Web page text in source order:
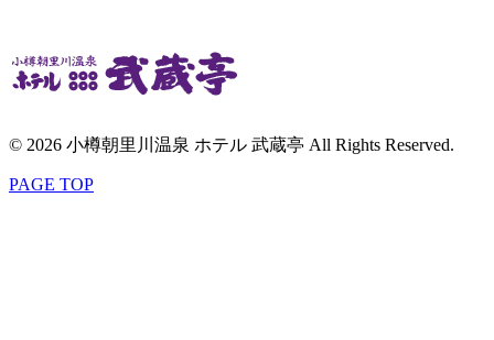
© 2026 小樽朝里川温泉 ホテル 武蔵亭 All Rights Reserved.
PAGE TOP